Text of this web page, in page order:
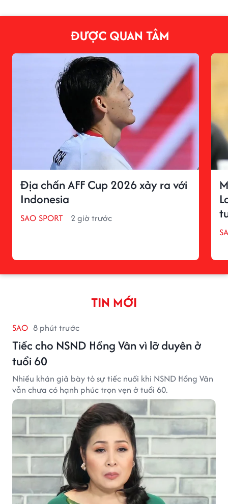
ĐƯỢC QUAN TÂM
Địa chấn AFF Cup 2026 xảy ra với
Indonesia
SAO SPORT 2 giờ trước
TIN MỚI
SAO 8 phút trước
Tiếc cho NSND Hồng Vân vì lỡ duyên ở
tuổi 60
Nhiều khán giả bày tỏ sự tiếc nuối khi NSND Hồng Vân
vẫn chưa có hạnh phúc trọn vẹn ở tuổi 60.